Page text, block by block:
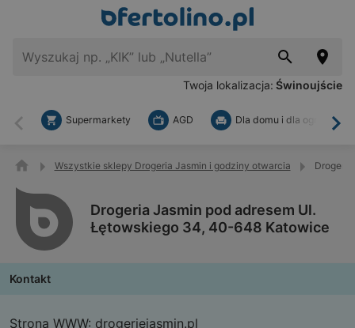
Twoja lokalizacja: Świnoujście
Wstecz
Supermarkety AGD Dla domu i dla ogrodu
Wszystkie sklepy Drogeria Jasmin i godziny otwarcia
Drogeria Jasmin pod adresem Ul.
Łętowskiego 34, 40-648 Katowice
Kontakt
Strona WWW: drogeriejasmin.pl